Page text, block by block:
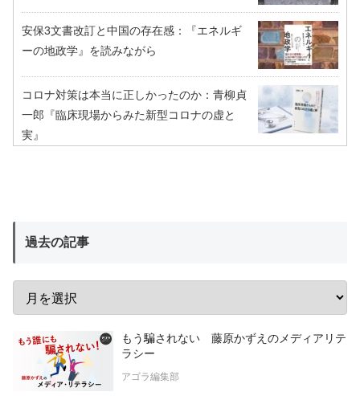
安保3文書改訂と中国の存在感：『エネルギ
ーの地政学』を読みながら
コロナ対策は本当に正しかったのか：青柳貞
一郎『臨床現場からみた新型コロナの虚と
実』
過去の記事
もう騙されない 藤原かずえのメディアリテ
ラシー
アゴラ編集部